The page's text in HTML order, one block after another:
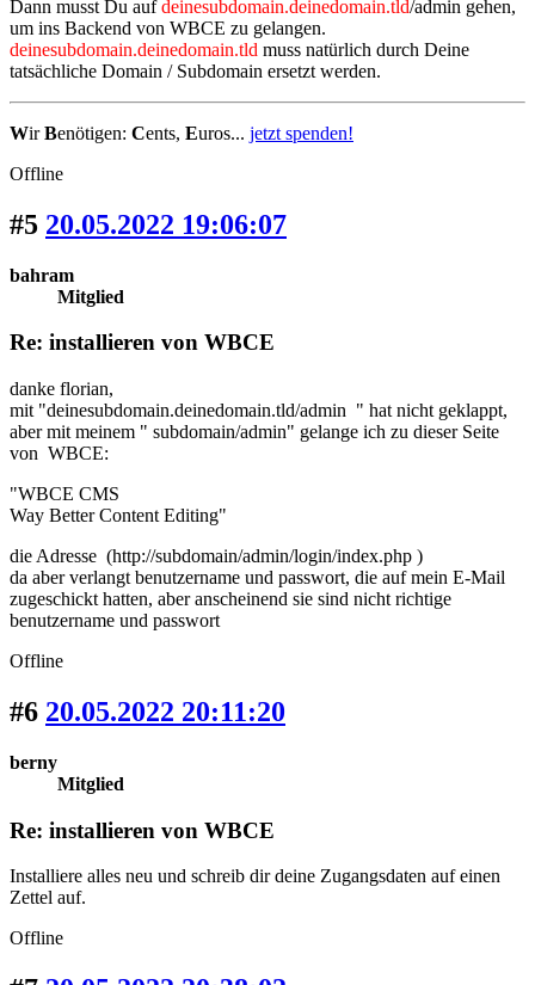
Dann musst Du aufdeinesubdomain.deinedomain.tld/admin gehen,
um ins Backend von WBCE zu gelangen.
deinesubdomain.deinedomain.tld muss natürlich durch Deine
tatsächliche Domain / Subdomain ersetzt werden.
WirBenötigen: Cents, Euros... jetzt spenden!
Offline
#5 20.05.2022 19:06:07
bahram
Mitglied
Re: installieren von WBCE
danke florian,
mit "deinesubdomain.deinedomain.tld/admin " hat nicht geklappt,
aber mit meinem " subdomain/admin" gelange ich zu dieser Seite
von WBCE:
"WBCE CMS
Way Better Content Editing"
die Adresse (http://subdomain/admin/login/index.php )
da aber verlangt benutzername und passwort, die auf mein E-Mail
zugeschickt hatten, aber anscheinend sie sind nicht richtige
benutzername und passwort
Offline
#6 20.05.2022 20:11:20
berny
Mitglied
Re: installieren von WBCE
Installiere alles neu und schreib dir deine Zugangsdaten auf einen
Zettel auf.
Offline